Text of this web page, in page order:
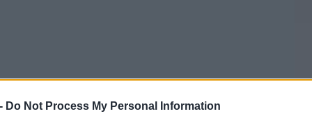
Do Not Process My Personal Information